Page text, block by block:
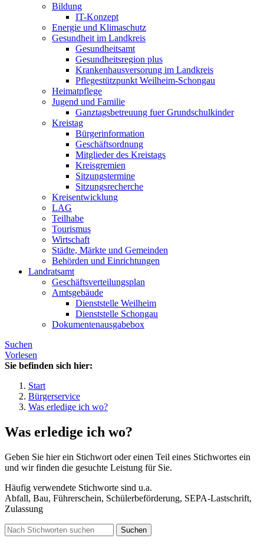
Bildung
IT-Konzept
Energie und Klimaschutz
Gesundheit im Landkreis
Gesundheitsamt
Gesundheitsregion plus
Krankenhausversorung im Landkreis
Pflegestützpunkt Weilheim-Schongau
Heimatpflege
Jugend und Familie
Ganztagsbetreuung fuer Grundschulkinder
Kreistag
Bürgerinformation
Geschäftsordnung
Mitglieder des Kreistags
Kreisgremien
Sitzungstermine
Sitzungsrecherche
Kreisentwicklung
LAG
Teilhabe
Tourismus
Wirtschaft
Städte, Märkte und Gemeinden
Behörden und Einrichtungen
Landratsamt
Geschäftsverteilungsplan
Amtsgebäude
Dienststelle Weilheim
Dienststelle Schongau
Dokumentenausgabebox
Suchen
Vorlesen
Sie befinden sich hier:
Start
Bürgerservice
Was erledige ich wo?
Was erledige ich wo?
Geben Sie hier ein Stichwort oder einen Teil eines Stichwortes ein
und wir finden die gesuchte Leistung für Sie.
Häufig verwendete Stichworte sind u.a.
Abfall, Bau, Führerschein, Schülerbeförderung, SEPA-Lastschrift,
Zulassung
Suchen